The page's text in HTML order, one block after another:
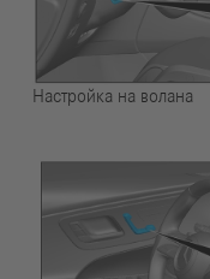
Настройка на волана